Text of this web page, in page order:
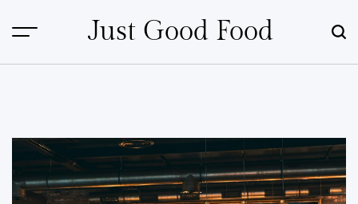
Just Good Food